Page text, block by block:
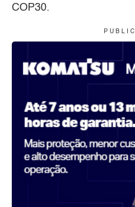
COP30.
P U B L I